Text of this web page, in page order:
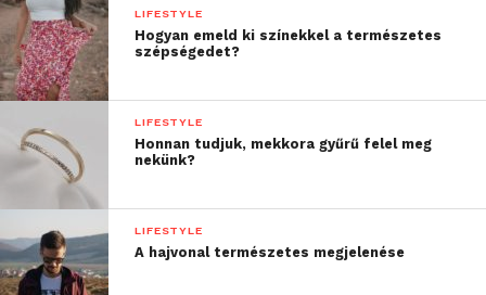
LIFESTYLE
Hogyan emeld ki színekkel a természetes
szépségedet?
LIFESTYLE
Honnan tudjuk, mekkora gyűrű felel meg
nekünk?
LIFESTYLE
A hajvonal természetes megjelenése